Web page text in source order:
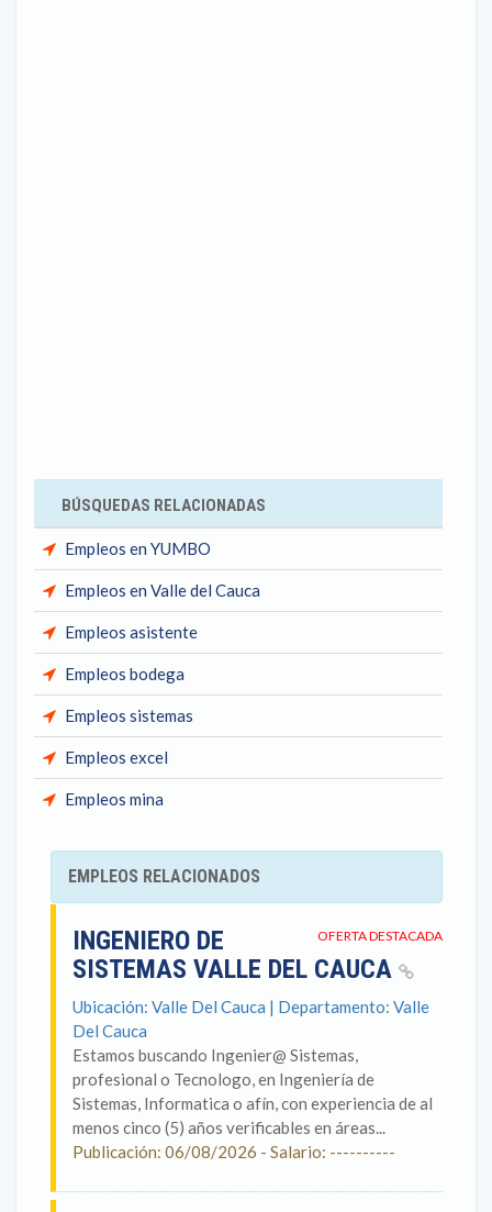
BÚSQUEDAS RELACIONADAS
Empleos en YUMBO
Empleos en Valle del Cauca
Empleos asistente
Empleos bodega
Empleos sistemas
Empleos excel
Empleos mina
EMPLEOS RELACIONADOS
OFERTA DESTACADA
INGENIERO DE
SISTEMAS VALLE DEL CAUCA
Ubicación: Valle Del Cauca | Departamento: Valle
Del Cauca
Estamos buscando Ingenier@ Sistemas,
profesional o Tecnologo, en Ingeniería de
Sistemas, Informatica o afín, con experiencia de al
menos cinco (5) años verificables en áreas...
Publicación: 06/08/2026 - Salario: ----------